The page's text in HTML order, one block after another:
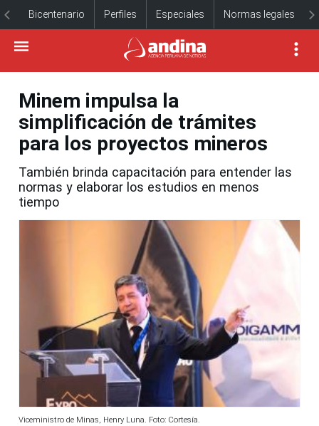
Bicentenario Perfiles Especiales Normas legales
Minem impulsa la
simplificación de trámites
para los proyectos mineros
También brinda capacitación para entender las
normas y elaborar los estudios en menos
tiempo
Viceministro de Minas, Henry Luna. Foto: Cortesía.